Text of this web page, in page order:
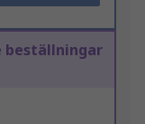
beställningar